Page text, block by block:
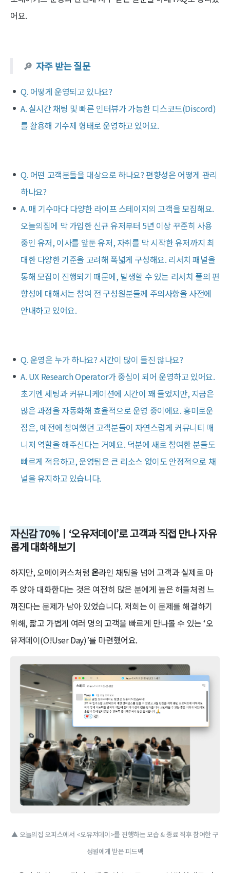
어요.
🔎 자주 받는 질문
Q. 어떻게 운영되고 있나요?
A. 실시간 채팅 및 빠른 인터뷰가 가능한 디스코드(Discord)
를 활용해 기수제 형태로 운영하고 있어요.
Q. 어떤 고객분들을 대상으로 하나요? 편향성은 어떻게 관리
하나요?
A. 매 기수마다 다양한 라이프 스테이지의 고객을 모집해요.
오늘의집에 막 가입한 신규 유저부터 5년 이상 꾸준히 사용
중인 유저, 이사를 앞둔 유저, 자취를 막 시작한 유저까지 최
대한 다양한 기준을 고려해 폭넓게 구성해요. 리서치 패널을
통해 모집이 진행되기 때문에, 발생할 수 있는 리서치 풀의 편
향성에 대해서는 참여 전 구성원분들께 주의사항을 사전에
안내하고 있어요.
Q. 운영은 누가 하나요? 시간이 많이 들진 않나요?
A. UX Research Operator가 중심이 되어 운영하고 있어요.
초기엔 세팅과 커뮤니케이션에 시간이 꽤 들었지만, 지금은
많은 과정을 자동화해 효율적으로 운영 중이에요. 흥미로운
점은, 예전에 참여했던 고객분들이 자연스럽게 커뮤니티 매
니저 역할을 해주신다는 거예요. 덕분에 새로 참여한 분들도
빠르게 적응하고, 운영팀은 큰 리소스 없이도 안정적으로 채
널을 유지하고 있습니다.
자신감 70%ㅣ‘오유저데이’로 고객과 직접 만나 자유
롭게 대화해보기
하지만, 오메이커스처럼 온라인 채팅을 넘어 고객과 실제로 마
주 앉아 대화한다는 것은 여전히 많은 분에게 높은 허들처럼 느
껴진다는 문제가 남아 있었습니다. 저희는 이 문제를 해결하기
위해, 짧고 가볍게 여러 명의 고객을 빠르게 만나볼 수 있는 ‘오
유저데이(O!User Day)’를 마련했어요.
▲ 오늘의집 오피스에서 <오유저데이>를 진행하는 모습 & 종료 직후 참여한 구
성원에게 받은 피드백